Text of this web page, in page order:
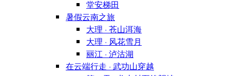
堂安梯田
暑假云南之旅
大理 · 苍山洱海
大理 · 风花雪月
丽江 · 泸沽湖
在云端行走 · 武功山穿越